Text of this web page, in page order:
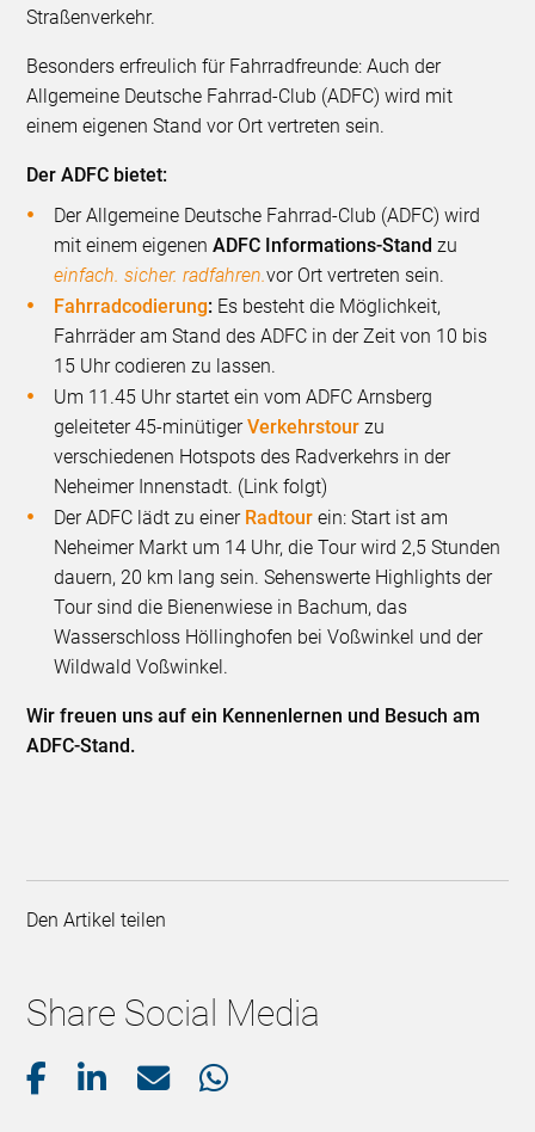
Straßenverkehr.
Besonders erfreulich für Fahrradfreunde: Auch der
Allgemeine Deutsche Fahrrad-Club (ADFC) wird mit
einem eigenen Stand vor Ort vertreten sein.
Der ADFC bietet:
Der Allgemeine Deutsche Fahrrad-Club (ADFC) wird
mit einem eigenenADFC Informations-Stand zu
einfach. sicher. radfahren.vor Ort vertreten sein.
Fahrradcodierung: Es besteht die Möglichkeit,
Fahrräder am Stand des ADFC in der Zeit von 10 bis
15 Uhr codieren zu lassen.
Um 11.45 Uhr startet ein vom ADFC Arnsberg
geleiteter 45-minütigerVerkehrstourzu
verschiedenen Hotspots des Radverkehrs in der
Neheimer Innenstadt. (Link folgt)
Der ADFC lädt zu einer Radtourein: Start ist am
Neheimer Markt um 14 Uhr, die Tour wird 2,5 Stunden
dauern, 20 km lang sein. Sehenswerte Highlights der
Tour sind die Bienenwiese in Bachum, das
Wasserschloss Höllinghofen bei Voßwinkel und der
Wildwald Voßwinkel.
Wir freuen uns auf ein Kennenlernen und Besuch am
ADFC-Stand.
Den Artikel teilen
Share Social Media